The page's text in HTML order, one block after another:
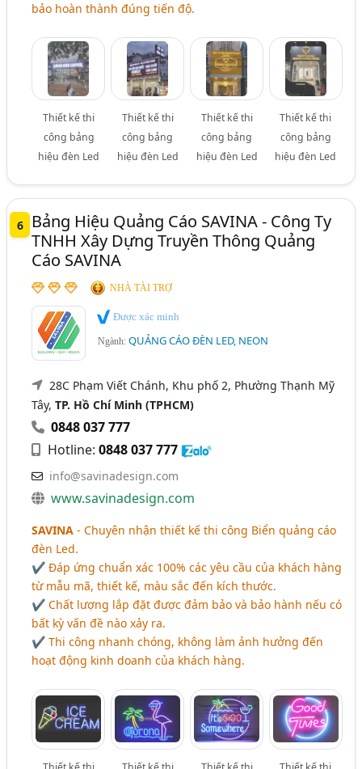
bảo hoàn thành đúng tiến độ.
Thiết kế thi
công bảng
hiệu đèn Led
Thiết kế thi
công bảng
hiệu đèn Led
Thiết kế thi
công bảng
hiệu đèn Led
Thiết kế thi
công bảng
hiệu đèn Led
6
Bảng Hiệu Quảng Cáo SAVINA - Công Ty
TNHH Xây Dựng Truyền Thông Quảng
Cáo SAVINA
NHÀ TÀI TRỢ
Được xác minh
Ngành:QUẢNG CÁO ĐÈN LED, NEON
28C Phạm Viết Chánh, Khu phố 2, Phường Thạnh Mỹ
Tây,TP. Hồ Chí Minh (TPHCM)
0848 037 777
Hotline:0848 037 777
info@savinadesign.com
www.savinadesign.com
SAVINA - Chuyên nhận thiết kế thi công Biển quảng cáo
đèn Led.
✔ Đáp ứng chuẩn xác 100% các yêu cầu của khách hàng
từ mẫu mã, thiết kế, màu sắc đến kích thước.
✔ Chất lượng lắp đặt được đảm bảo và bảo hành nếu có
bất kỳ vấn đề nào xảy ra.
✔ Thi công nhanh chóng, không làm ảnh hưởng đến
hoạt động kinh doanh của khách hàng.